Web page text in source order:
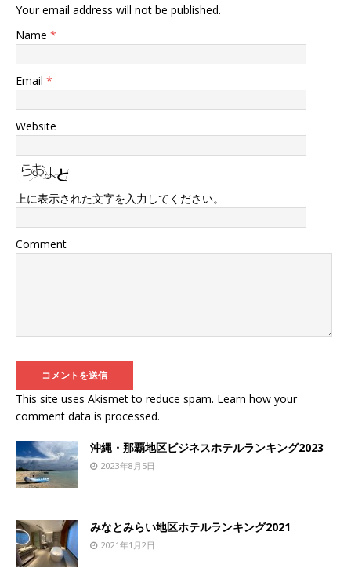
Your email address will not be published.
Name *
Email *
Website
上に表示された文字を入力してください。
Comment
This site uses Akismet to reduce spam. Learn how your
comment data is processed.
沖縄・那覇地区ビジネスホテルランキング2023
2023年8月5日
みなとみらい地区ホテルランキング2021
2021年1月2日